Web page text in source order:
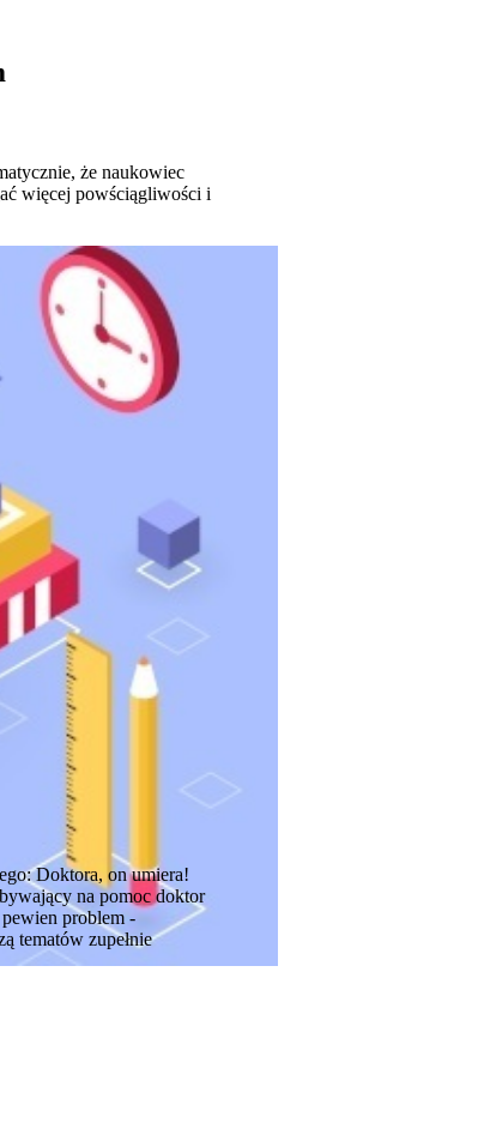
że naukowiec
więcej powściągliwości i
Doktora, on umiera!
na pomoc doktor
problem -
tematów zupełnie